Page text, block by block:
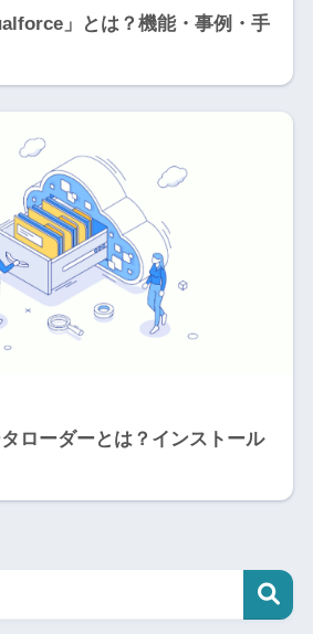
」とは？機能・事例・手
ローダーとは？インストール